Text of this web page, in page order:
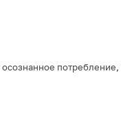
осознанное потребление,